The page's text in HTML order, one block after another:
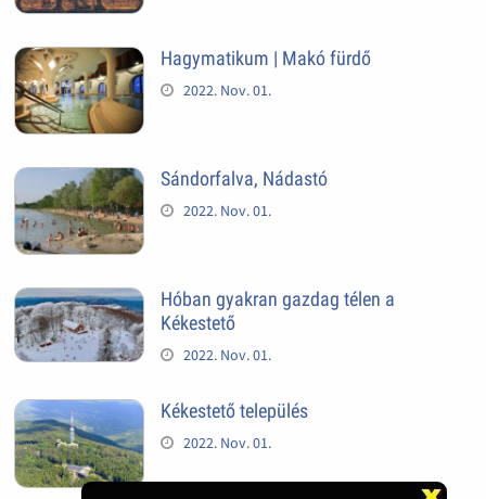
Hagymatikum | Makó fürdő
2022. Nov. 01.
Sándorfalva, Nádastó
2022. Nov. 01.
Hóban gyakran gazdag télen a
Kékestető
2022. Nov. 01.
Kékestető település
2022. Nov. 01.